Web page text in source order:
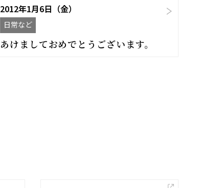
2012年1月6日（金）
日常など
あけましておめでとうございます。